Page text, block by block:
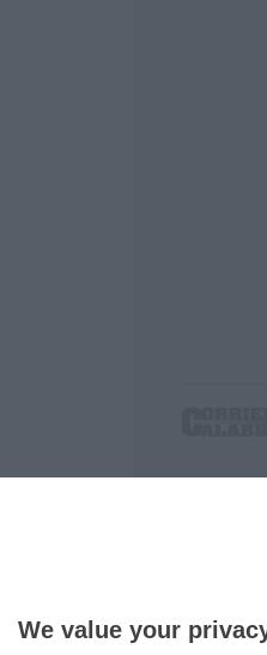
We value your
P.IVA.
Iscrizione